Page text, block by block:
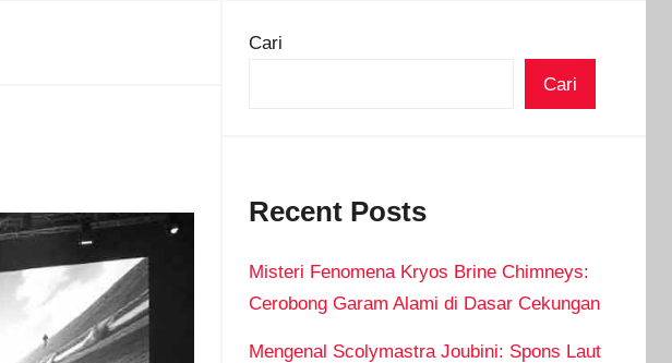
Cari
Cari
Recent Posts
Misteri Fenomena Kryos Brine Chimneys:
Cerobong Garam Alami di Dasar Cekungan
Mengenal Scolymastra Joubini: Spons Laut